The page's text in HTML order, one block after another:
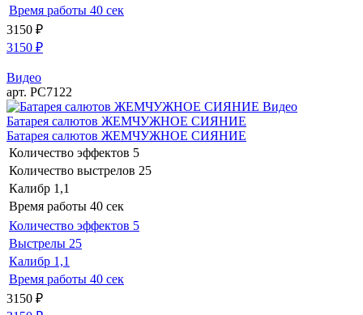
Время работы 40 сек
3150 ₽
3150 ₽
Видео
арт. РС7122
Видео
Батарея салютов ЖЕМЧУЖНОЕ СИЯНИЕ
Батарея салютов ЖЕМЧУЖНОЕ СИЯНИЕ
Количество эффектов 5
Количество выстрелов 25
Калибр 1,1
Время работы 40 сек
Количество эффектов 5
Выстрелы 25
Калибр 1,1
Время работы 40 сек
3150 ₽